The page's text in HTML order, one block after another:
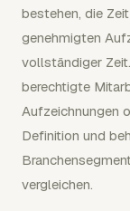
bestehen, die
genehmigten
vollständiger
berechtigte
Aufzeichnungen
Definition und
vergleichen.